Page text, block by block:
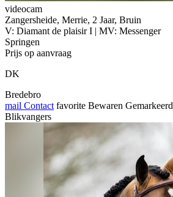
videocam
Zangersheide, Merrie, 2 Jaar, Bruin
V: Diamant de plaisir I | MV: Messenger
Springen
Prijs op aanvraag
DK
Bredebro
mail Contact favorite Bewaren Gemarkeerd
Blikvangers